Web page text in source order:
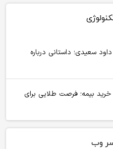
سعیدی؛ داستانی درباره
بیمه؛ فرصت طلایی برای
وب